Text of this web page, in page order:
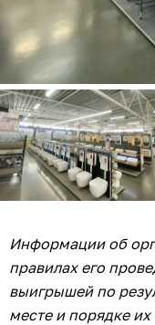
Информации об
правилах его
выигрышей по
месте и порядке их